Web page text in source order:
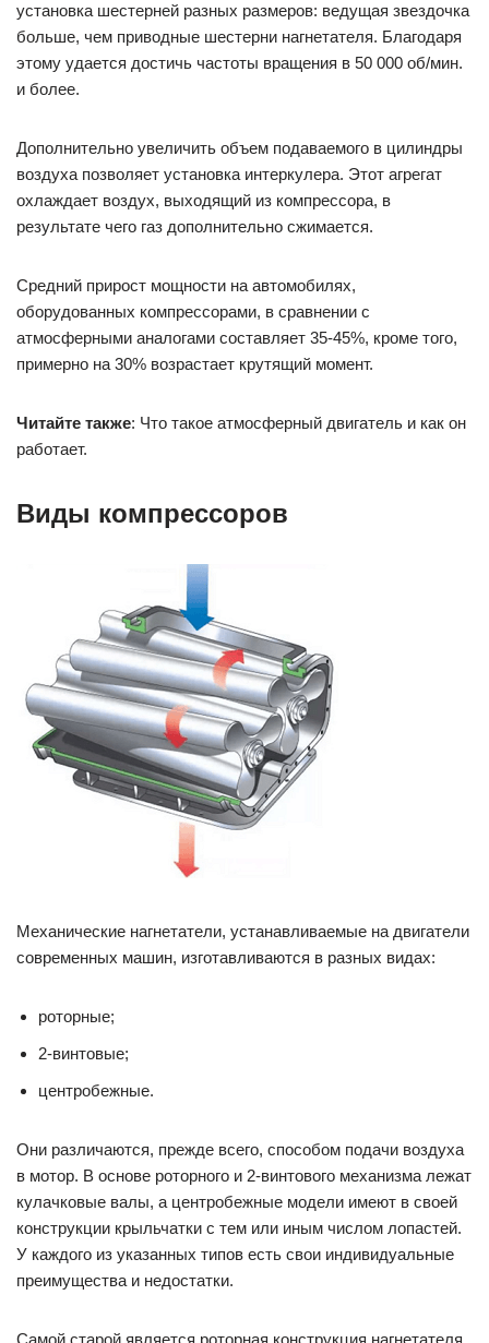
установка шестерней разных размеров: ведущая звездочка
больше, чем приводные шестерни нагнетателя. Благодаря
этому удается достичь частоты вращения в 50 000 об/мин.
и более.
Дополнительно увеличить объем подаваемого в цилиндры
воздуха позволяет установка интеркулера. Этот агрегат
охлаждает воздух, выходящий из компрессора, в
результате чего газ дополнительно сжимается.
Средний прирост мощности на автомобилях,
оборудованных компрессорами, в сравнении с
атмосферными аналогами составляет 35-45%, кроме того,
примерно на 30% возрастает крутящий момент.
Читайте также: Что такое атмосферный двигатель и как он
работает.
Виды компрессоров
Механические нагнетатели, устанавливаемые на двигатели
современных машин, изготавливаются в разных видах:
роторные;
2-винтовые;
центробежные.
Они различаются, прежде всего, способом подачи воздуха
в мотор. В основе роторного и 2-винтового механизма лежат
кулачковые валы, а центробежные модели имеют в своей
конструкции крыльчатки с тем или иным числом лопастей.
У каждого из указанных типов есть свои индивидуальные
преимущества и недостатки.